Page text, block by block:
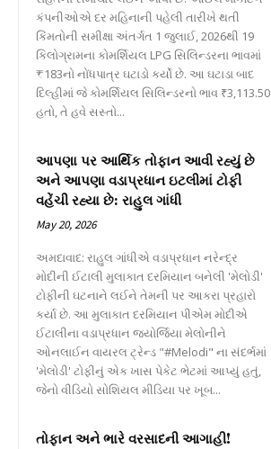
કંપનીઓએ દર મહિનાની પહેલી તારીખે થતી
કિંમતોની સમીક્ષા અંતર્ગત 1 જુલાઈ, 2026થી 19
કિલોગ્રામના કોમર્શિયલ LPG સિલિન્ડરના ભાવમાં
₹183નો નોંધપાત્ર ઘટાડો કર્યો છે. આ ઘટાડા બાદ
દિલ્હીમાં જે કોમર્શિયલ સિલિન્ડરનો ભાવ ₹3,113.50
હતો, તે હવે સસ્તો...
આપણા પર આર્થિક તોફાન આવી રહ્યું છે
અને આપણા વડાપ્રધાન ઇટલીમાં ટોફી
વહેંચી રહ્યા છે: રાહુલ ગાંધી
May 20, 2026
અમદાવાદ: રાહુલ ગાંધીએ વડાપ્રધાન નરેન્દ્ર
મોદીની ઈટાલી મુલાકાત દરમિયાન બનેલી 'મેલોડી'
ટોફીની ઘટનાને લઈને તેમની પર આકરા પ્રહારો
કર્યા છે. આ મુલાકાત દરમિયાન પીએમ મોદીએ
ઈટાલીના વડાપ્રધાન જ્યોર્જિયા મેલોનીને
ઓનલાઈન વાયરલ ટ્રેન્ડ "#Melodi" ના સંદર્ભમાં
'મેલોડી' ટોફીનું એક ખાસ પેકેટ ભેટમાં આપ્યું હતું,
જેનો વીડિયો સોશિયલ મીડિયા પર ખૂબ...
તોફાન અને ભારે વરસાદની આગાહી!